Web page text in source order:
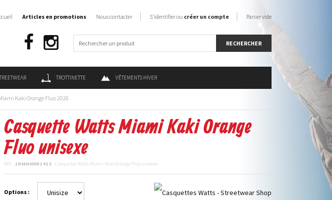
TROTTINETTE VÊTEMENTS HIVER
Articles en promotions Nous contacter S'identifier ou créer un compte Panier vide
Kaki Orange Fluo 2026
Casquette Watts Miami Kaki Orange
Fluo unisexe
Réf. : 1RMIAMIW1413 - Casquette Watts Miami Kaki Orange Fluo unisexe
Options :